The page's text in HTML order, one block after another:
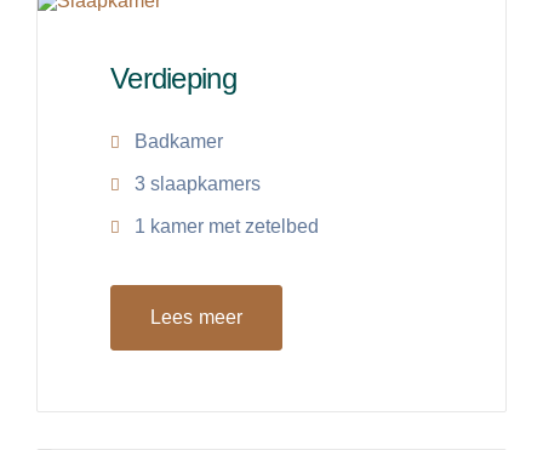
Verdieping
Badkamer
3 slaapkamers
1 kamer met zetelbed
Lees meer